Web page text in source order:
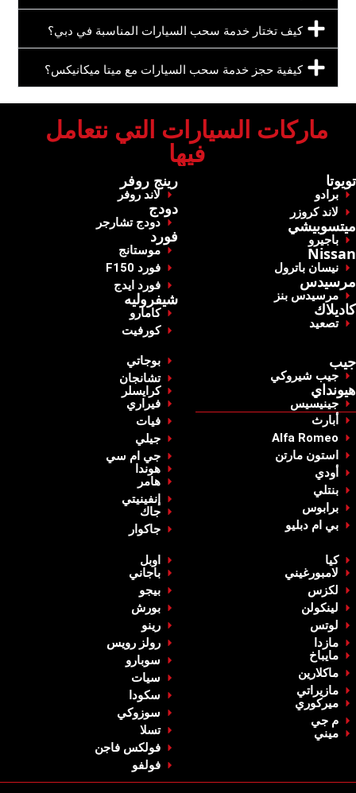
كيف تختار خدمة سحب السيارات المناسبة في دبي؟
كيفية حجز خدمة سحب السيارات مع ميتا ميكانيكس؟
‏ماركات السيارات التي نتعامل
فيها‏
‏تويوتا‏
برادو
‏لاند كروزر‏
‏ميتسوبيشي‏
‏باجيرو‏
Nissan
‏نيسان باترول‏
مرسيدس
‏مرسيدس بنز‏
‏كاديلاك ‏
‏تصعيد‏
‏رينج روفر‏
‏لاند روفر‏
‏دودج‏
‏دودج تشارجر‏
‏فورد‏
‏موستانج‏
‏فورد F150‏
‏فورد ايدج‏
شيفروليه
‏كامارو‏
‏كورفيت‏
‏جيب‏
‏جيب شيروكي‏
‏هيونداي‏
جينيسيس
‏أبارث‏
Alfa Romeo
استون مارتن
أودي
بنتلي
‏برابوس‏
بي ام دبليو
‏بوجاتي‏
‏تشانجان‏
‏كرايسلر‏
‏فيراري‏
‏فيات‏
‏جيلي‏
‏جي ام سي‏
‏هوندا‏
‏هامر‏
‏إنفينيتي‏
‏جاك‏
‏جاكوار‏
كيا
لامبورغيني
‏لكزس‏
‏لينكولن‏
‏لوتس‏
‏مازدا‏
‏مايباخ‏
‏ماكلارين‏
‏مازيراتي‏
ميركوري
م جي
‏ميني‏
‏اوبل‏
باجاني
‏بيجو‏
‏بورش‏
‏رينو‏
‏رولز رويس‏
‏سوبارو‏
سيات
‏سكودا‏
‏سوزوكي‏
‏تسلا‏
فولكس فاجن
‏فولفو‏